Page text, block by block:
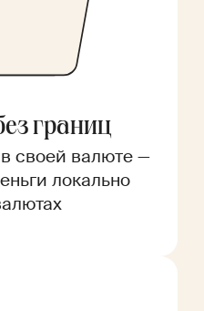
границ
своей валюте —
локально